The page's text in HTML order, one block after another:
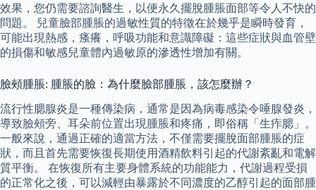
效果，您仍需要諮詢醫生，以便永久擺脫腫脹面部等令人不快的
問題。 兒童臉部腫脹的過敏性質的特徵在於幾乎是瞬時發育，
可能出現熱感，瘙癢，呼吸功能和意識障礙：這些症狀與血管壁
的損傷和敏感兒童體內過敏原的滲透性增加有關。
臉頰腫脹: 腫脹的臉：為什麼臉部腫脹，該怎麼辦？
流行性腮腺炎是一種傳染病，通常是因為病毒感染令唾腺發炎，
導致臉頰旁、耳朵前位置出現腫脹和疼痛，即俗稱「生痄腮」。
一般來說，通過正確的適當方法，不僅需要擺脫面部腫脹的症
狀，而且首先需要恢復長期使用酒精飲料引起的代謝紊亂和電解
質平衡。 在恢復所有主要身體系統的功能能力，代謝過程受損
的正常化之後，可以減輕由暴露於不同濃度的乙醇引起的面部腫